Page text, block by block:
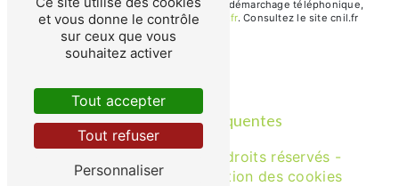
vous inscrire sur la liste d'opposition au démarchage téléphonique,
disponible à cette adresse:Bloctel.gouv.fr. Consultez le site cnil.fr
pour plus d’informations sur vos droits.
Recherches fréquentes
- 2026 - Tous droits réservés -
Mentions légales
Gestion des cookies
et vous donne le contrôle
sur ceux que vous
souhaitez activer
Tout accepter
Tout refuser
Personnaliser